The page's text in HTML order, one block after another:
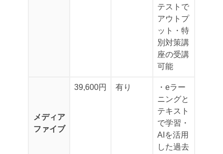
テストで
アウトプ
ット
・特
別対策講
座の受講
可能
メディア
ファイブ
39,600円 有り
・eラー
ニングと
テキスト
で学習 ・
AIを活用
した過去